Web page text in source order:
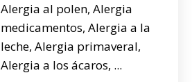
Alergia al polen, Alergia
medicamentos, Alergia a la
leche, Alergia primaveral,
Alergia a los ácaros, ...